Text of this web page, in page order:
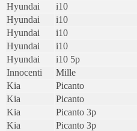
Hyundai
i10
Hyundai
i10
Hyundai
i10
Hyundai
i10
Hyundai
i10 5p
Innocenti
Mille
Kia
Picanto
Kia
Picanto
Kia
Picanto 3p
Kia
Picanto 3p